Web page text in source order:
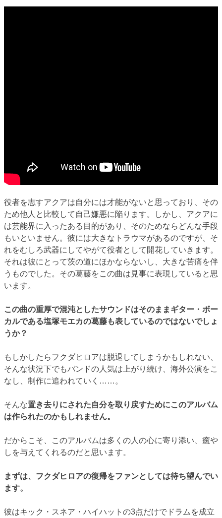
役者を志すアクアは自分には才能がないと思っており、その
ため他人と比較して自己嫌悪に陥ります。しかし、アクアに
は芸能界に入ったある目的があり、そのためならどんな手段
もいといません。彼には大きなトラウマがあるのですが、そ
れをむしろ武器にしてやがて役者として開花していきます。
それは彼にとって茨の道にほかならないし、大きな苦痛を伴
うものでした。その葛藤をこの曲は見事に表現していると思
います。
この曲の重厚で混沌としたサウンドはそのままギター・ボー
カルである塩塚モエカの葛藤も表しているのではないでしょ
うか？
もしかしたらフクダヒロアは脱退してしまうかもしれない、
そんな状況下でもバンドの人気は上がり続け、海外公演をこ
なし、制作に追われていく……。
そんな置き去りにされた自分を取り戻すためにこのアルバム
は作られたのかもしれません。
だからこそ、このアルバムは多くの人の心に寄り添い、癒や
しを与えてくれるのだと思います。
まずは、フクダヒロアの復帰をファンとしては待ち望んでい
ます。
彼はキック・スネア・ハイハットの3点だけでドラムを成立